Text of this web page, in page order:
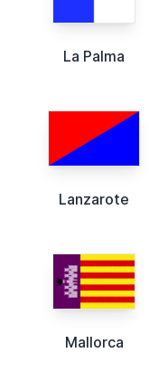
La Palma
Lanzarote
Mallorca